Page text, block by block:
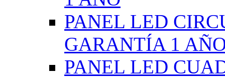
PANEL LED
GARANTÍA 1
PANEL LED